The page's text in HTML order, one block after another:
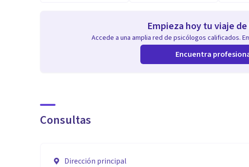
Empieza hoy tu viaje
Accede a una amplia red de psicólogos calificados.
Encuentra
Consultas
Dirección principal